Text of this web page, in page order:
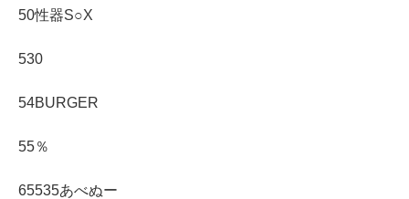
50性器S○X
530
54BURGER
55％
65535あべぬー